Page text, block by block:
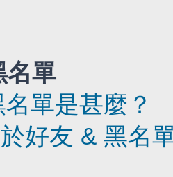
名單
單是甚麼？
好友 & 黑名